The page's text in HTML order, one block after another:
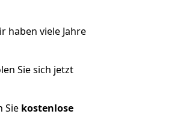
haben viele Jahre
Sie sich jetzt
Sie kostenlose